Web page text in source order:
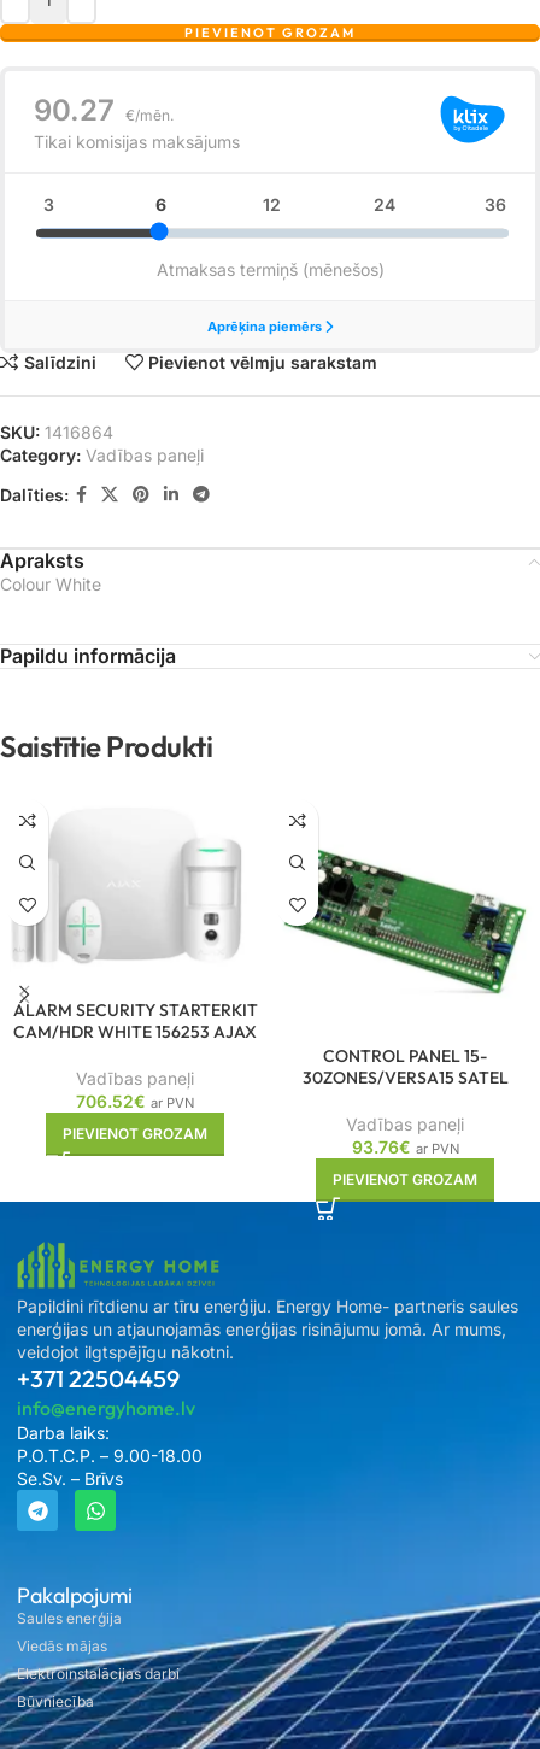
PIEVIENOT GROZAM
Salīdzini Pievienot vēlmju sarakstam
SKU: 1416864
Category: Vadības paneļi
Dalīties:
Apraksts
Colour White
Papildu informācija
Saistītie Produkti
ALARM SECURITY STARTERKIT
CAM/HDR WHITE 156253 AJAX
Vadības paneļi
706.52€ ar PVN
PIEVIENOT GROZAM
CONTROL PANEL 15-
30ZONES/VERSA15 SATEL
Vadības paneļi
93.76€ ar PVN
PIEVIENOT GROZAM
Pakalpojumi
Saules enerģija
Viedās mājas
Elektroinstalācijas darbi
Būvniecība
Papildini rītdienu ar tīru enerģiju. Energy Home- partneris saules
enerģijas un atjaunojamās enerģijas risinājumu jomā. Ar mums,
veidojot ilgtspējīgu nākotni.
+371 22504459
info@energyhome.lv
Darba laiks:
P.O.T.C.P. – 9.00-18.00
Se.Sv. – Brīvs